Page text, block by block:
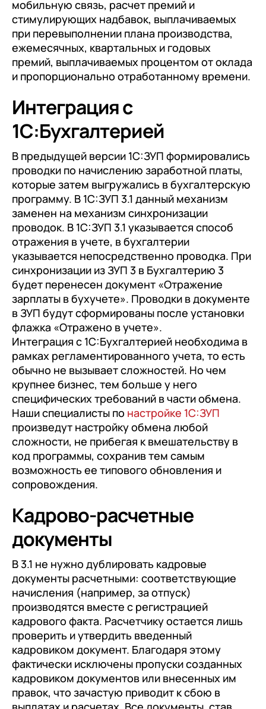
мобильную связь, расчет премий и
стимулирующих надбавок, выплачиваемых
при перевыполнении плана производства,
ежемесячных, квартальных и годовых
премий, выплачиваемых процентом от оклада
и пропорционально отработанному времени.
Интеграция с
1С:Бухгалтерией
В предыдущей версии 1С:ЗУП формировались
проводки по начислению заработной платы,
которые затем выгружались в бухгалтерскую
программу. В 1С:ЗУП 3.1 данный механизм
заменен на механизм синхронизации
проводок. В 1С:ЗУП 3.1 указывается способ
отражения в учете, в бухгалтерии
указывается непосредственно проводка. При
синхронизации из ЗУП 3 в Бухгалтерию 3
будет перенесен документ «Отражение
зарплаты в бухучете». Проводки в документе
в ЗУП будут сформированы после установки
флажка «Отражено в учете».
Интеграция с 1С:Бухгалтерией необходима в
рамках регламентированного учета, то есть
обычно не вызывает сложностей. Но чем
крупнее бизнес, тем больше у него
специфических требований в части обмена.
Наши специалисты по настройке 1С:ЗУП
произведут настройку обмена любой
сложности, не прибегая к вмешательству в
код программы, сохранив тем самым
возможность ее типового обновления и
сопровождения.
Кадрово-расчетные
документы
В 3.1 не нужно дублировать кадровые
документы расчетными: соответствующие
начисления (например, за отпуск)
производятся вместе с регистрацией
кадрового факта. Расчетчику остается лишь
проверить и утвердить введенный
кадровиком документ. Благодаря этому
фактически исключены пропуски созданных
кадровиком документов или внесенных им
правок, что зачастую приводит к сбою в
+7 Номер телефона
Отправить
Я даю согласие на обработку
данныхв соответствии с Политикой
Конфиденциальности
+7 Номер телефона
Отправить
Я даю согласие на обработку
данных в соответствии с
Конфиденциальности
+7 Номер телефона
Отправить
Я даю согласие на обработкуПерсональных
Конфиденциальности
Перейти в корзину
Продолжить покупки